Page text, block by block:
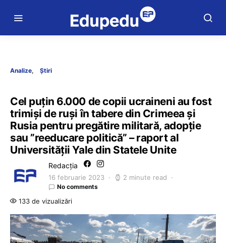
Analize Știri
Cel puțin 6.000 de copii ucraineni au fost
trimiși de ruși în tabere din Crimeea și
Rusia pentru pregătire militară, adopție
sau ”reeducare politică” – raport al
Universității Yale din Statele Unite
Redacția
16 februarie 2023 2 minute read
No comments
133 de vizualizări